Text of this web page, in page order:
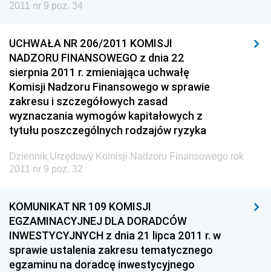
2011 nr 9 poz. 34
UCHWAŁA NR 206/2011 KOMISJI
NADZORU FINANSOWEGO z dnia 22
sierpnia 2011 r. zmieniająca uchwałę
Komisji Nadzoru Finansowego w sprawie
zakresu i szczegółowych zasad
wyznaczania wymogów kapitałowych z
tytułu poszczególnych rodzajów ryzyka
Dziennik Urzędowy Komisji Nadzoru Finansowego rok
2011 nr 9 poz. 32
KOMUNIKAT NR 109 KOMISJI
EGZAMINACYJNEJ DLA DORADCÓW
INWESTYCYJNYCH z dnia 21 lipca 2011 r. w
sprawie ustalenia zakresu tematycznego
egzaminu na doradcę inwestycyjnego